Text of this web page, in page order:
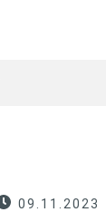
09.11.2023